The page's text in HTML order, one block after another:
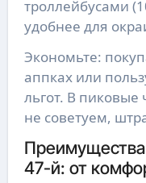
троллейбусами
удобнее для
Экономьте:
аппках или
льгот. В
не советуем,
47-й: от